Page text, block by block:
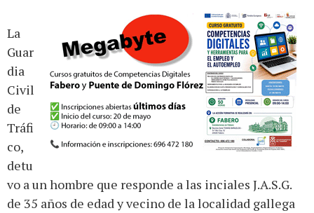
La
Guar
dia
Civil
de
Tráfi
co,
detu
vo a un hombre que responde a las inciales J.A.S.G.
de 35 años de edad y vecino de la localidad gallega